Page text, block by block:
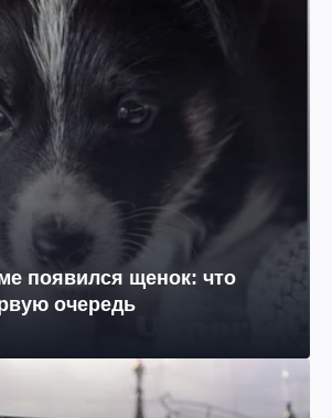
появился щенок: что
очередь